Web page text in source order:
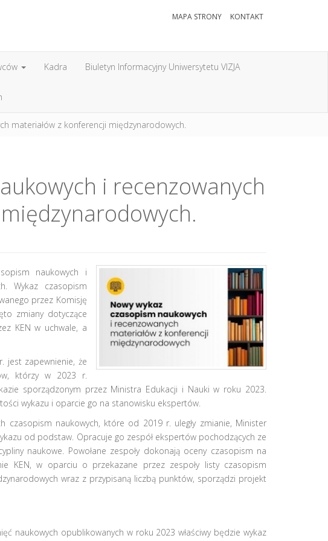
MAPA STRONY KONTAKT
Kadra Biuletyn Informacyjny Uniwersytetu VIZJA
materiałów z konferencji międzynarodowych.
i recenzowanych
naukowych i
Wykaz czasopism
przez Komisję
zmiany dotyczące
KEN w uchwale, a
jest zapewnienie, że
którzy w 2023 r.
sporządzonym przez Ministra Edukacji i Nauki w roku 2023.
wykazu i oparcie go na stanowisku ekspertów.
czasopism naukowych, które od 2019 r. uległy zmianie, Minister
od podstaw. Opracuje go zespół ekspertów pochodzących ze
naukowe. Powołane zespoły dokonają oceny czasopism na
KEN, w oparciu o przekazane przez zespoły listy czasopism
wraz z przypisaną liczbą punktów, sporządzi projekt
naukowych opublikowanych w roku 2023 właściwy będzie wykaz